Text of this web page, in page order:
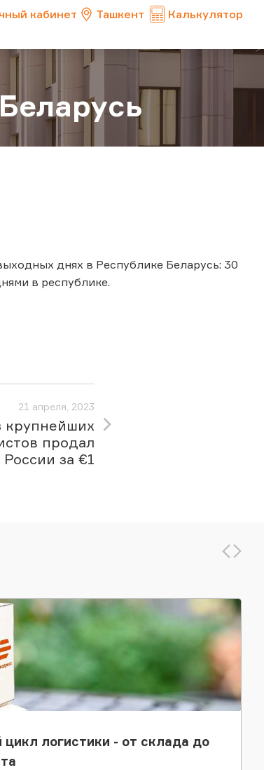
кабинет Ташкент Калькулятор
днях в Республике Беларусь: 30
в республике.
21 апреля, 2023
продал
за €1
логистики - от склада до